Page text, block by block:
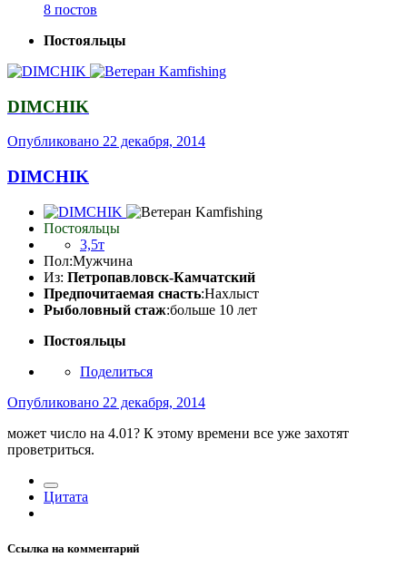
8 постов
Постояльцы
DIMCHIK
Опубликовано 22 декабря, 2014
DIMCHIK
Постояльцы
3,5т
Пол:Мужчина
Из: Петропавловск-Камчатский
Предпочитаемая снасть:Нахлыст
Рыболовный стаж:больше 10 лет
Постояльцы
Поделиться
Опубликовано 22 декабря, 2014
может число на 4.01? К этому времени все уже захотят
проветриться.
Цитата
Ссылка на комментарий